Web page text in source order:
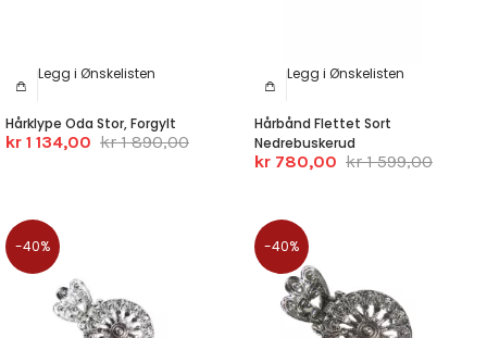
Legg i Ønskelisten
Hårklype Oda Stor, Forgylt
kr 1 134,00 kr 1 890,00
Legg i Ønskelisten
Hårbånd Flettet Sort
Nedrebuskerud
kr 780,00 kr 1 599,00
-40% -40%